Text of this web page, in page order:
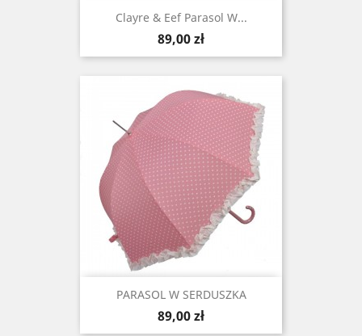
Clayre & Eef Parasol W...
Cena
89,00 zł
PARASOL W SERDUSZKA
Cena
89,00 zł